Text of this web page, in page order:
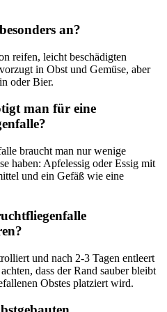
an?
reifen, leicht beschädigten
in Obst und Gemüse, aber
oder Bier.
man für eine
braucht man nur wenige
haben: Apfelessig oder Essig mit
und ein Gefäß wie eine
und nach 2-3 Tagen entleert
dass der Rand sauber bleibt
Obstes platziert wird.